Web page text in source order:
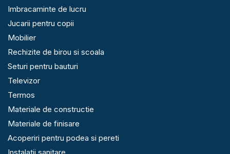
Imbracaminte de lucru
Jucarii pentru copii
Mobilier
Rechizite de birou si scoala
Seturi pentru bauturi
Televizor
Termos
Materiale de constructie
Materiale de finisare
Acoperiri pentru podea si pereti